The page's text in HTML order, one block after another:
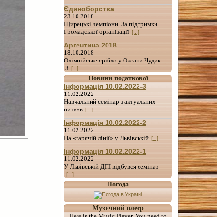
Єдиноборства
23.10.2018
Щирецькі чемпіони За підтримки
Громадської організації [...]
Аргентина 2018
18.10.2018
Олімпійське срібло у Оксани Чудик
З [...]
Новини податкової
Інформація 10.02.2022-3
11.02.2022
Навчальний семінар з актуальних
питань [...]
Інформація 10.02.2022-2
11.02.2022
На «гарячій лінії» у Львівській [...]
Інформація 10.02.2022-1
11.02.2022
У Львівській ДПІ відбувся семінар -
[...]
Погода
Музичний плеєр